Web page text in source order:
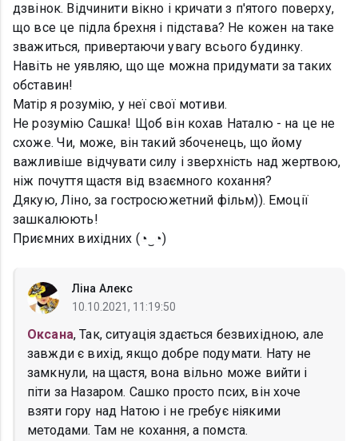
дзвінок. Відчинити вікно і кричати з п'ятого поверху,
що все це підла брехня і підстава? Не кожен на таке
зважиться, привертаючи увагу всього будинку.
Навіть не уявляю, що ще можна придумати за таких
обставин!
Матір я розумію, у неї свої мотиви.
Не розумію Сашка! Щоб він кохав Наталю - на це не
схоже. Чи, може, він такий збоченець, що йому
важливіше відчувати силу і зверхність над жертвою,
ніж почуття щастя від взаємного кохання?
Дякую, Ліно, за гостросюжетний фільм)). Емоції
зашкалюють!
Приємних вихідних (◔‿◔)
Ліна Алекс
10.10.2021, 11:19:50
Оксана, Так, ситуація здається безвихідною, але
завжди є вихід, якщо добре подумати. Нату не
замкнули, на щастя, вона вільно може вийти і
піти за Назаром. Сашко просто псих, він хоче
взяти гору над Натою і не гребує ніякими
методами. Там не кохання, а помста.